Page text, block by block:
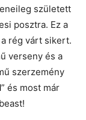
született
posztra. Ez a
rég várt sikert.
verseny és a
szerzemény
” és most már